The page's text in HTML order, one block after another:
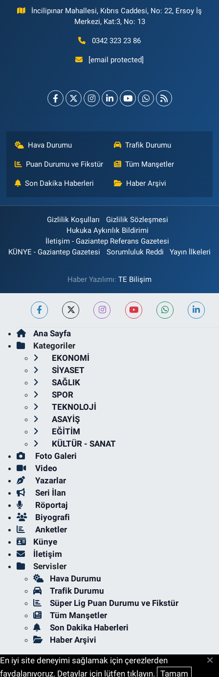
İncilipınar Mahallesi, Kıbrıs Caddesi, No: 22, Ersoy İş
Merkezi, Kat:3, No: 13
0342 323 23 86
[email protected]
Hava Durumu Trafik Durumu
Puan Durumu ve Fikstür Tüm Manşetler
Son Dakika Haberleri Haber Arşivi
Gizlilik Koşulları
Gizlilik Sözleşmesi
Hukuka Aykırılık Bildirimi
İletişim - Gaziantep Referans Gazetesi
KÜNYE - Gaziantep Gazetesi
Sorumluluk Reddi Yayın İlkeleri
Haber Yazılımı: TE Bilişim
Ana Sayfa
Kategoriler
EKONOMİ
SİYASET
SAĞLIK
SPOR
TEKNOLOJİ
ASAYİŞ
EĞİTİM
KÜLTÜR - SANAT
Foto Galeri
Video
Yazarlar
Seri İlan
Röportaj
Biyografi
Anketler
Künye
İletişim
Servisler
Hava Durumu
Trafik Durumu
Süper Lig Puan Durumu ve Fikstür
Tüm Manşetler
Son Dakika Haberleri
Haber Arşivi
En iyi site deneyimi sağlamak için çerezlerden
faydalanıyoruz. Detaylar için lütfen tıklayın. Tamam